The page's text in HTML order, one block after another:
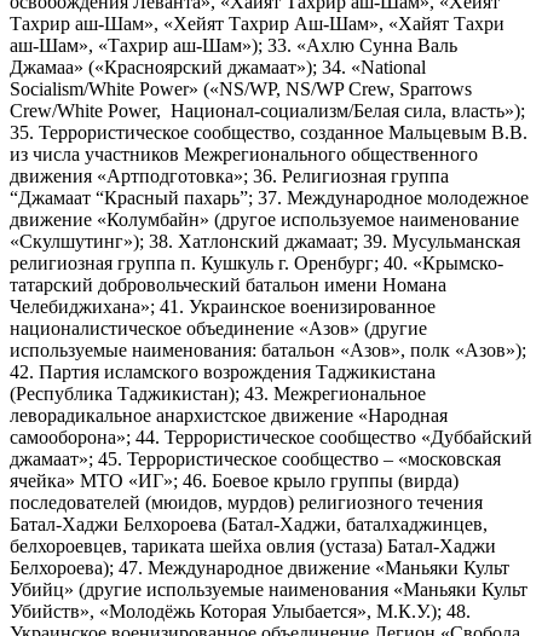
Тахрир аш-Шам», «Хейят Тахрир Аш-Шам», «Хайят Тахри
аш-Шам», «Тахрир аш-Шам»); 33. «Ахлю Сунна Валь
Джамаа» («Красноярский джамаат»); 34. «National
Socialism/White Power» («NS/WP, NS/WP Crew, Sparrows
Crew/White Power, Национал-социализм/Белая сила, власть»);
35. Террористическое сообщество, созданное Мальцевым В.В.
из числа участников Межрегионального общественного
движения «Артподготовка»; 36. Религиозная группа
“Джамаат “Красный пахарь”; 37. Международное молодежное
движение «Колумбайн» (другое используемое наименование
«Скулшутинг»); 38. Хатлонский джамаат; 39. Мусульманская
религиозная группа п. Кушкуль г. Оренбург; 40. «Крымско-
татарский добровольческий батальон имени Номана
Челебиджихана»; 41. Украинское военизированное
националистическое объединение «Азов» (другие
используемые наименования: батальон «Азов», полк «Азов»);
42. Партия исламского возрождения Таджикистана
(Республика Таджикистан); 43. Межрегиональное
леворадикальное анархистское движение «Народная
самооборона»; 44. Террористическое сообщество «Дуббайский
джамаат»; 45. Террористическое сообщество – «московская
ячейка» МТО «ИГ»; 46. Боевое крыло группы (вирда)
последователей (мюидов, мурдов) религиозного течения
Батал-Хаджи Белхороева (Батал-Хаджи, баталхаджинцев,
белхороевцев, тариката шейха овлия (устаза) Батал-Хаджи
Белхороева); 47. Международное движение «Маньяки Культ
Убийц» (другие используемые наименования «Маньяки Культ
Убийств», «Молодёжь Которая Улыбается», М.К.У.); 48.